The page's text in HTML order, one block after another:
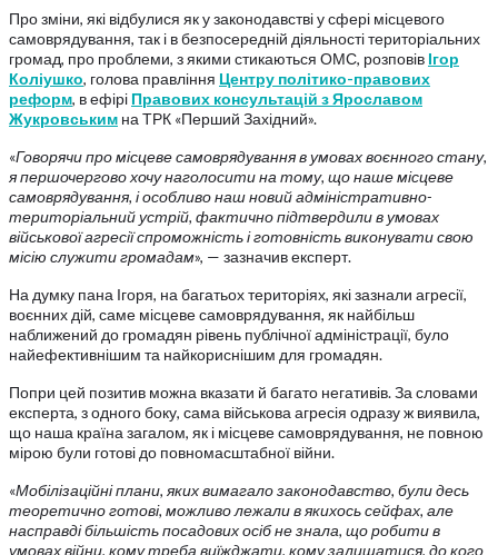
Про зміни, які відбулися як у законодавстві у сфері місцевого
самоврядування, так і в безпосередній діяльності територіальних
громад, про проблеми, з якими стикаються ОМС, розповів Ігор
Коліушко, голова правління Центру політико-правових
реформ, в ефірі Правових консультацій з Ярославом
Жукровським на ТРК «Перший Західний».
«Говорячи про місцеве самоврядування в умовах воєнного стану,
я першочергово хочу наголосити на тому, що наше місцеве
самоврядування, і особливо наш новий адміністративно-
територіальний устрій, фактично підтвердили в умовах
військової агресії спроможність і готовність виконувати свою
місію служити громадам», — зазначив експерт.
На думку пана Ігоря, на багатьох територіях, які зазнали агресії,
воєнних дій, саме місцеве самоврядування, як найбільш
наближений до громадян рівень публічної адміністрації, було
найефективнішим та найкориснішим для громадян.
Попри цей позитив можна вказати й багато негативів. За словами
експерта, з одного боку, сама військова агресія одразу ж виявила,
що наша країна загалом, як і місцеве самоврядування, не повною
мірою були готові до повномасштабної війни.
«Мобілізаційні плани, яких вимагало законодавство, були десь
теоретично готові, можливо лежали в якихось сейфах, але
насправді більшість посадових осіб не знала, що робити в
умовах війни, кому треба виїжджати, кому залишатися, до кого